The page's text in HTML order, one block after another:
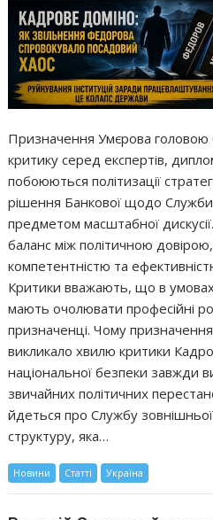
Призначення Умєрова головою
критику серед експертів,
побоюються політизації
рішення Банкової щодо Служби
предметом масштабної
баланс між політичною
компетентністю та
Критики вважають, що в
мають очолювати професійні
призначенці. Чому
викликало хвилю критики
національної безпеки завжди
звичайних політичних
йдеться про Службу
структуру, яка…
Новини Статті Україна